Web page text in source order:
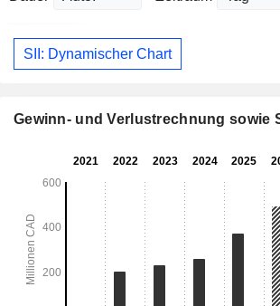
SII: Dynamischer Chart
Gewinn- und Verlustrechnung sowie